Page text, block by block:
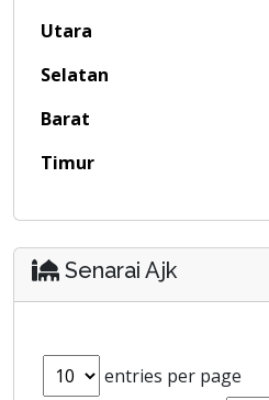
Utara
Selatan
Barat
Timur
Senarai Ajk
entries per page